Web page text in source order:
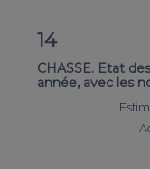
14
CHASSE. Etat
année, avec les